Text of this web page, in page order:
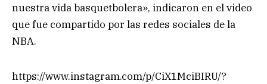
nuestra vida basquetbolera», indicaron en el video
que fue compartido por las redes sociales de la
NBA.
https://www.instagram.com/p/CiX1MciBIRU/?